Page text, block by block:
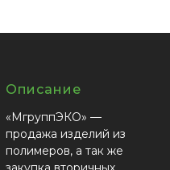
Описание
«МгруппЭКО» —
продажа изделий из
полимеров, а так же